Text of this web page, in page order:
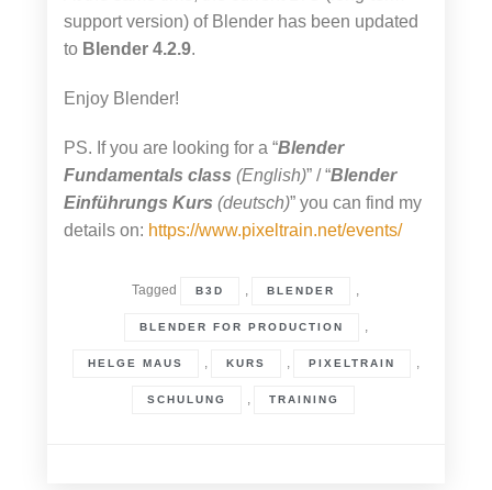
support version) of Blender has been updated
to Blender 4.2.9.
Enjoy Blender!
PS. If you are looking for a “Blender
Fundamentals class (English)” / “Blender
Einführungs Kurs (deutsch)” you can find my
details on: https://www.pixeltrain.net/events/
Tagged B3D , BLENDER ,
BLENDER FOR PRODUCTION ,
HELGE MAUS , KURS , PIXELTRAIN ,
SCHULUNG , TRAINING